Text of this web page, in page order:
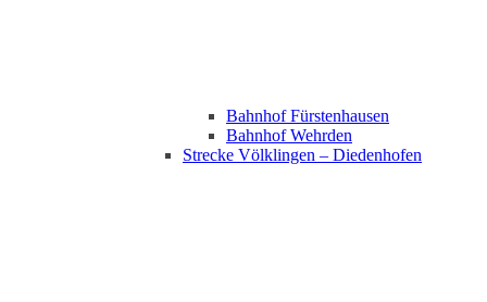
Bahnhof Fürstenhausen
Bahnhof Wehrden
Strecke Völklingen – Diedenhofen